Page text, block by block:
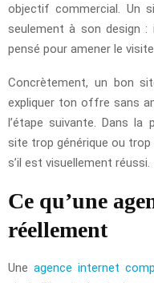
objectif commercial. Un
seulement à son design
pensé pour amener le
Concrètement, un bon
expliquer ton offre sans
l’étape suivante. Dans la
site trop générique ou
s’il est visuellement réussi.
Ce qu’une
réellement
Une agence internet